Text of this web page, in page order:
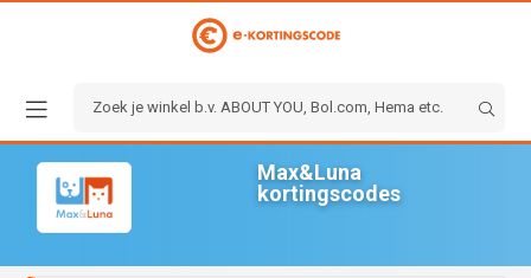
Max&Luna
kortingscodes